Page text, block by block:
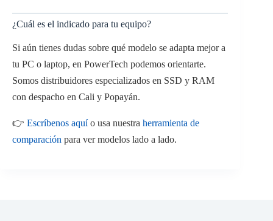
¿Cuál es el indicado para tu equipo?
Si aún tienes dudas sobre qué modelo se adapta mejor a
tu PC o laptop, en PowerTech podemos orientarte.
Somos distribuidores especializados en SSD y RAM
con despacho en Cali y Popayán.
👉 Escríbenos aquío usa nuestra herramienta de
comparación para ver modelos lado a lado.